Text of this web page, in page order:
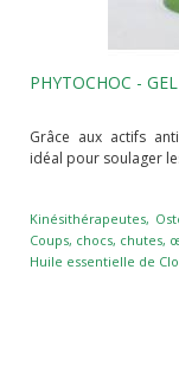
PHYTOCHOC -
Grâce aux actifs
idéal pour soulager
Kinésithérapeutes
Coups, chocs, chutes,
Huile essentielle de